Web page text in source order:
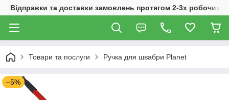
Відправки та доставки замовлень протягом 2-3х робочих
Товари та послуги Ручка для швабри Planet
–5%